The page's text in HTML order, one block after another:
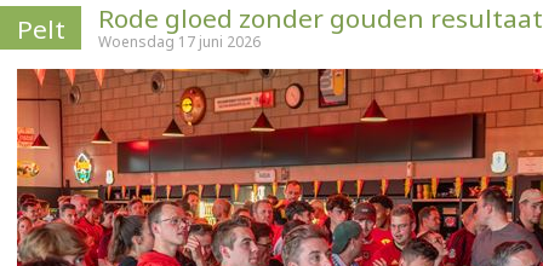
Pelt Rode gloed zonder gouden
Woensdag 17 juni 2026